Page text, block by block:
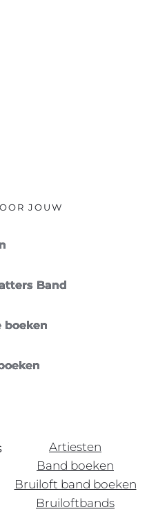
JOUW
Band
boeken
Artiesten
Band boeken
Bruiloft band boeken
Bruiloftbands